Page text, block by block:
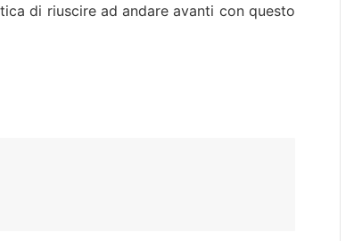
di riuscire ad andare avanti con questo